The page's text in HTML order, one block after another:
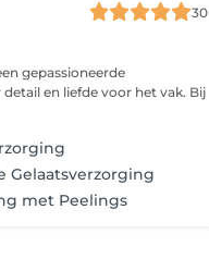
30
en liefde voor het vak. Bij
Gelaatsverzorging
met Peelings